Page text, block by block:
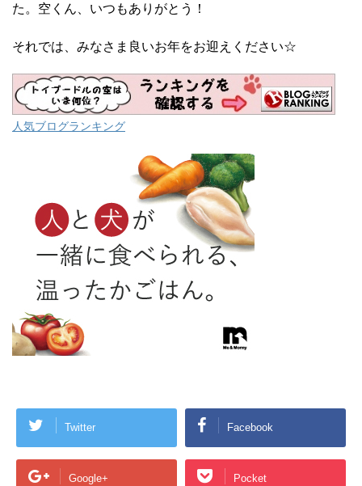
た。空くん、いつもありがとう！
それでは、みなさま良いお年をお迎えください☆
人気ブログランキング
Twitter Facebook
Google+ Pocket